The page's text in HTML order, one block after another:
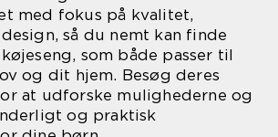
med fokus på kvalitet,
så du nemt kan finde
som både passer til
og dit hjem. Besøg deres
at udforske mulighederne og
og praktisk